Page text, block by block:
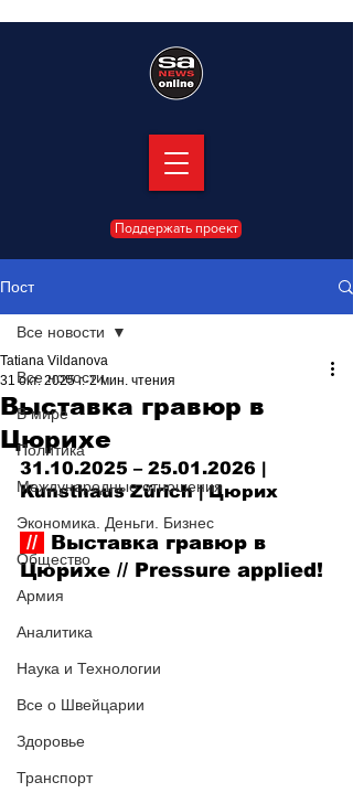
Поддержать проект
Пост
Все новости
В мире
Политика
Международные отношения
Экономика. Деньги. Бизнес
Общество
Армия
Аналитика
Наука и Технологии
Все о Швейцарии
Здоровье
Транспорт
Все новости
Выставка гравюр в
Цюрихе
Tatiana Vildanova
31 окт. 2025 г. 2 мин. чтения
31.10.2025 – 25.01.2026 |
Kunsthaus Zürich | Цюрих
//
Выставка гравюр в
Цюрихе // Pressure applied!